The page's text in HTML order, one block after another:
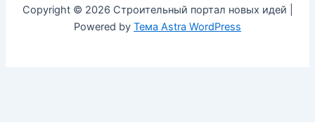
Copyright © 2026 Строительный портал новых идей |
Powered by Тема Astra WordPress